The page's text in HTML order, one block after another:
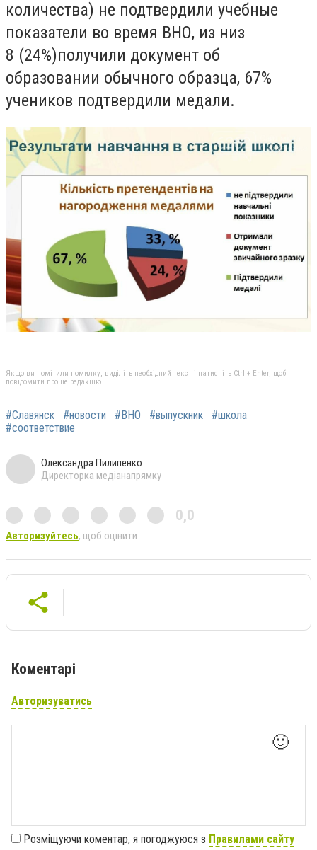
количества) не подтвердили учебные
показатели во время ВНО, из низ
8 (24%)получили документ об
образовании обычного образца, 67%
учеников подтвердили медали.
Якщо ви помітили помилку, виділіть необхідний текст і натисніть Ctrl + Enter, щоб
повідомити про це редакцію
#Славянск #новости #ВНО #выпускник
#школа
#соответствие
Олександра Пилипенко
Директорка медіанапрямку
0,0
Авторизуйтесь, щоб оцінити
Коментарі
Авторизуватись
🙂
Розміщуючи коментар, я погоджуюся з Правилами сайту